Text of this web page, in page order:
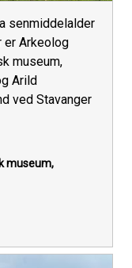
senmiddelalder
er Arkeolog
museum,
Arild
ved Stavanger
museum,